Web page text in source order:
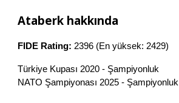
Ataberk hakkında
FIDE Rating: 2396 (En yüksek:2429)
Türkiye Kupası 2020 - Şampiyonluk
NATO Şampiyonası 2025 - Şampiyonluk